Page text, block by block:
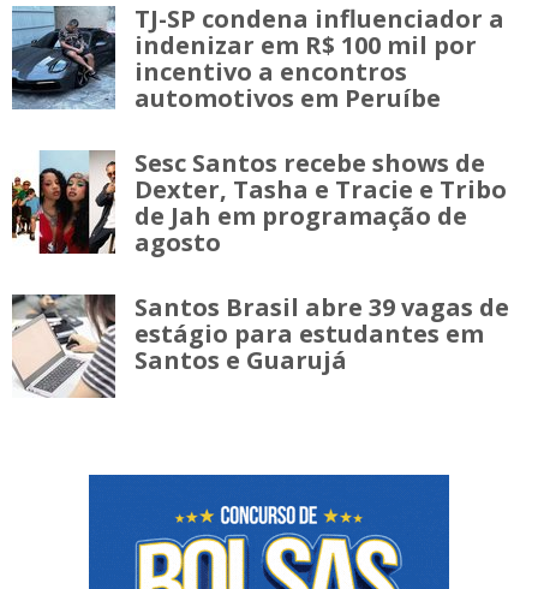
TJ-SP condena influenciador a
indenizar em R$ 100 mil por
incentivo a encontros
automotivos em Peruíbe
Sesc Santos recebe shows de
Dexter, Tasha e Tracie e Tribo
de Jah em programação de
agosto
Santos Brasil abre 39 vagas de
estágio para estudantes em
Santos e Guarujá